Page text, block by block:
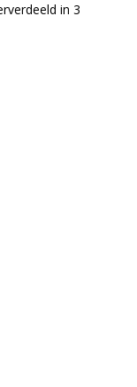
in 3